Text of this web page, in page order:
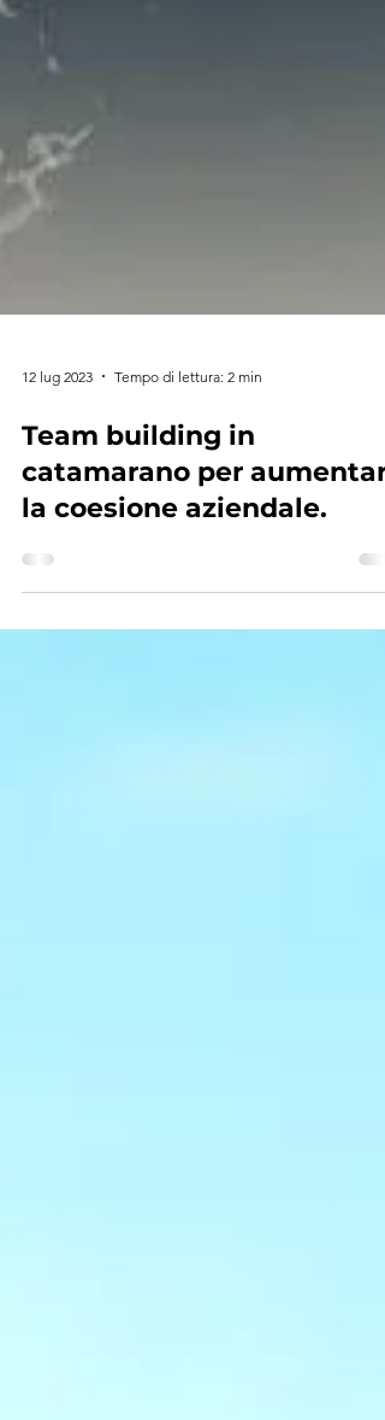
12 lug 2023 Tempo di lettura: 2 min
Team building in
catamarano per
la coesione aziendale.